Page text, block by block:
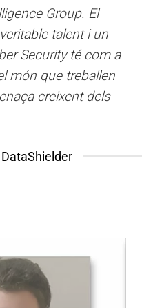
Group. El
talent i un
​​​​Security té com a
món que treballen
creixent dels